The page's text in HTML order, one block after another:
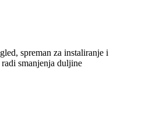
spreman za instaliranje i
smanjenja duljine